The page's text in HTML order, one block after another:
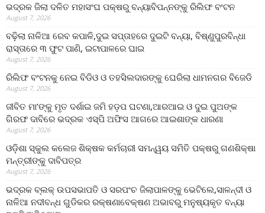
ଭଦ୍ରକ ଜିଲା ଦଳିତ ମହାସଂଘ ପକ୍ଷରୁ ବନ୍ୟାବିପନ୍ନଙ୍କୁ ରିଲିଫ ବଂଟନ
August 7, 2026
ବଢ଼ିଲା ନାଳିଆ ରେବ କପାଳି,ଦୁଇ ସପ୍ତାହରେ ଦୁଇଟି ବନ୍ୟା, ବିଷ୍ଣୁପୁରବିନ୍ଧା
ରାସ୍ତାରେ ୩ ଫୁଟ ପାଣି, ଇଟାପାଳରେ ଘାଇ
August 7, 2026
ରିଲିଫ ବଂଟନକୁ ନେଇ ବିଡିଓ ଓ ତହସିଲଦାରଙ୍କୁ ଘେରିଲା ଧାମନଗର ବିଜେଡି
August 7, 2026
ଜୀବିତ ମା’ଙ୍କୁ ମୃତ ଦର୍ଶାଇ ଜମି ହଡ଼ପ ଘଟଣା,ଆରଆଇ ଓ ଦୁଇ ପୁଅଙ୍କ
ଗିରଫ ଦାବିରେ ଭଦ୍ରକ ଏସ୍‌ପି ଅଫିସ ଆଗରେ ଆଇଶାଙ୍କ ଧାରଣା
August 7, 2026
ଓଡ଼ିଶା ସ୍କୁଲ କଲେଜ ଶିକ୍ଷକ କର୍ମଚାରୀ ସମନ୍ୱୟ ସମିତି ପକ୍ଷରୁ ଗଣଶିକ୍ଷା
ମନ୍ତ୍ରୀଙ୍କୁ ଦାବିପତ୍ର
August 7, 2026
ଭଦ୍ରକ ବ୍ଲକ୍ ଉପସଭାପତି ଓ ସରପଂଚ ଜିଲାପାଳଙ୍କୁ ଭେଟିଲେ,ସାଳନ୍ଦୀ ଓ
ନାଳିଆ ନଦୀବନ୍ଧ ଗୁଡିକର ରକ୍ଷଣାବେକ୍ଷଣ ଅଭାବରୁ ମନୁଷ୍ୟକୃତ ବନ୍ୟା